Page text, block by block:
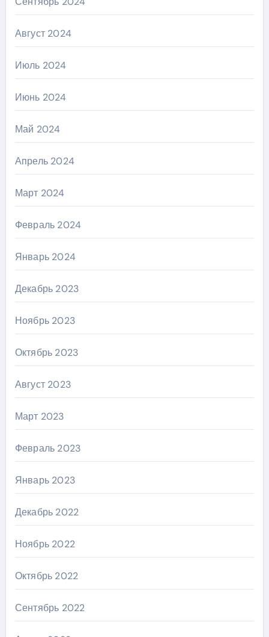
Август 2024
Июль 2024
Июнь 2024
Май 2024
Апрель 2024
Март 2024
Февраль 2024
Январь 2024
Декабрь 2023
Ноябрь 2023
Октябрь 2023
Август 2023
Март 2023
Февраль 2023
Январь 2023
Декабрь 2022
Ноябрь 2022
Октябрь 2022
Сентябрь 2022